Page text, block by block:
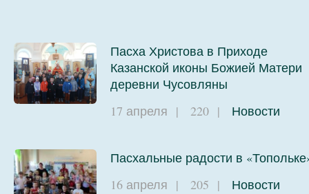
Пасха Христова в Приходе
Казанской иконы Божией Матери
деревни Чусовляны
17 апреля | 220 | Новости
Пасхальные радости в
16 апреля | 205 | Новости